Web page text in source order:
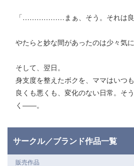
「………………まぁ、そう。それは良
やたらと妙な間があったのは少々気
そして、翌日。
身支度を整えたボクを、ママはいつ
良くも悪くも、変化のない日常。
く――。
サークル／ブランド作品一覧
販売作品